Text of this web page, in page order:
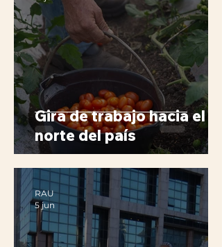
Gira de trabajo hacia el
norte del país
RAU
5 jun